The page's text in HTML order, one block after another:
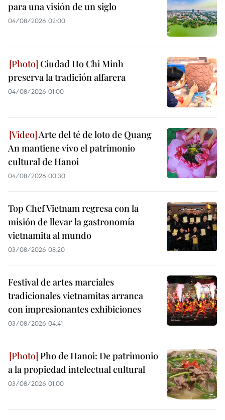
para una visión de un siglo
04/08/2026 02:00
Ciudad Ho Chi Minh
preserva la tradición alfarera
04/08/2026 01:00
Arte del té de loto de Quang
An mantiene vivo el patrimonio
cultural de Hanoi
04/08/2026 00:30
Top Chef Vietnam regresa con la
misión de llevar la gastronomía
vietnamita al mundo
03/08/2026 08:20
Festival de artes marciales
tradicionales vietnamitas arranca
con impresionantes exhibiciones
03/08/2026 04:41
Pho de Hanoi: De patrimonio
a la propiedad intelectual cultural
03/08/2026 01:00